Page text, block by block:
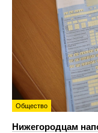
Общество
Нижегородцам